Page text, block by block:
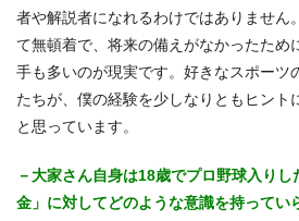
者や解説者になれるわけではありません
て無頓着で、将来の備えがなかったため
手も多いのが現実です。好きなスポーツ
たちが、僕の経験を少しなりともヒント
と思っています。
－大家さん自身は18歳でプロ野球入り
金」に対してどのような意識を持ってい